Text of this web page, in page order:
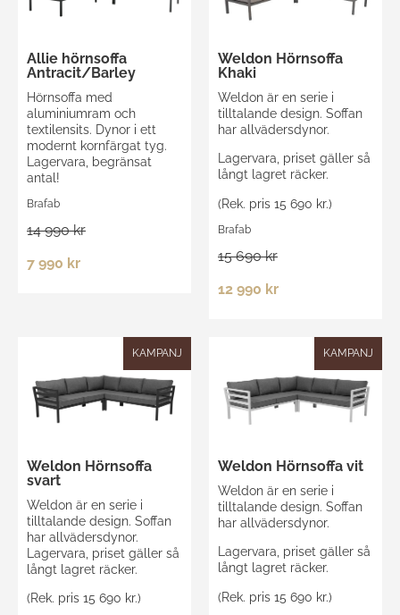
Allie hörnsoffa
Antracit/Barley
Hörnsoffa med
aluminiumram och
textilensits. Dynor i ett
modernt kornfärgat tyg.
Lagervara, begränsat
antal!
Brafab
14 990 kr
7 990 kr
Weldon Hörnsoffa
Khaki
Weldon är en serie i
tilltalande design. Soffan
har allvädersdynor.
Lagervara, priset gäller så
långt lagret räcker.
(Rek. pris 15 690 kr.)
Brafab
15 690 kr
12 990 kr
KAMPANJ
Weldon Hörnsoffa
svart
Weldon är en serie i
tilltalande design. Soffan
har allvädersdynor.
Lagervara, priset gäller så
långt lagret räcker.
(Rek. pris 15 690 kr.)
KAMPANJ
Weldon Hörnsoffa vit
Weldon är en serie i
tilltalande design. Soffan
har allvädersdynor.
Lagervara, priset gäller så
långt lagret räcker.
(Rek. pris 15 690 kr.)